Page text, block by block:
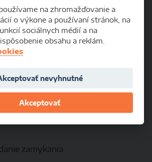
zamykania
na zhromažďovanie a
o výkone a používaní stránok, na
sociálnych médií a na
obsahu a reklám.
nevyhnutné
Akceptovať